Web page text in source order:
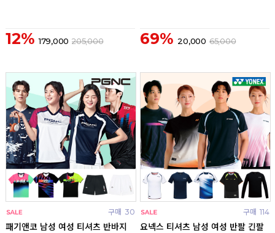
12% 179,000 205,000 69% 20,000 65,000
구매 30
패기앤코 남성 여성 티셔츠 반바지
구매 114
요넥스 티셔츠 남성 여성 반팔 긴팔